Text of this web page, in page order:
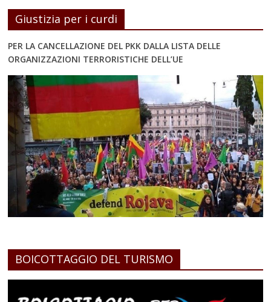
Giustizia per i curdi
PER LA CANCELLAZIONE DEL PKK DALLA LISTA DELLE
ORGANIZZAZIONI TERRORISTICHE DELL’UE
BOICOTTAGGIO DEL TURISMO